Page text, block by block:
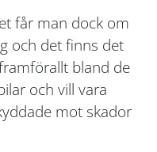
får man dock om
och det finns det
bland de
och vill vara
mot skador